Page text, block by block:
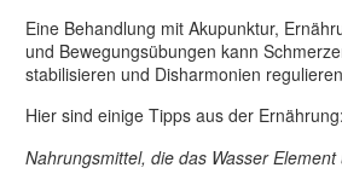
Eine Behandlung mit Akupunktur,
und Bewegungsübungen kann
stabilisieren und Disharmonien
Hier sind einige Tipps aus der Ernährung:
Nahrungsmittel, die das Wasser